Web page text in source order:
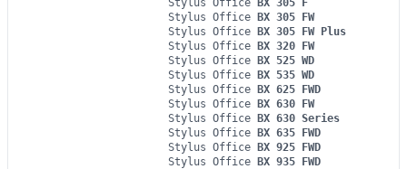
Stylus Office BX 305 F
Stylus Office BX 305 FW
Stylus Office BX 305 FW Plus
Stylus Office BX 320 FW
Stylus Office BX 525 WD
Stylus Office BX 535 WD
Stylus Office BX 625 FWD
Stylus Office BX 630 FW
Stylus Office BX 630 Series
Stylus Office BX 635 FWD
Stylus Office BX 925 FWD
Stylus Office BX 935 FWD